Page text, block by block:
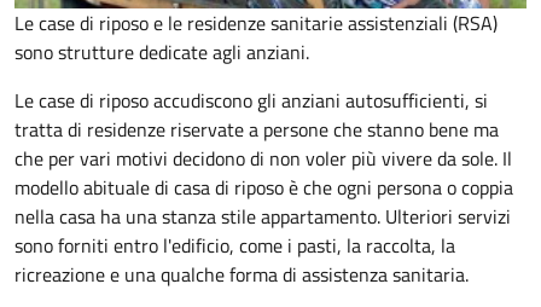
Le case di riposo e le residenze sanitarie assistenziali (RSA)
sono strutture dedicate agli anziani.
Le case di riposo accudiscono gli anziani autosufficienti, si
tratta di residenze riservate a persone che stanno bene ma
che per vari motivi decidono di non voler più vivere da sole. Il
modello abituale di casa di riposo è che ogni persona o coppia
nella casa ha una stanza stileappartamento. Ulteriori servizi
sono forniti entro l'edificio, come i pasti, la raccolta, la
ricreazione e una qualche forma di assistenza sanitaria.